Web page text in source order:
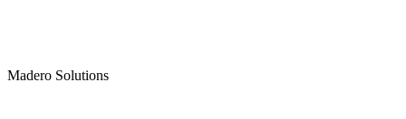
Madero Solutions